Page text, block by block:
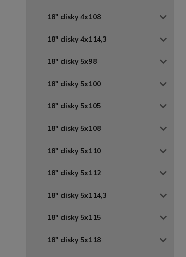
18" disky 4x108
18" disky 4x114,3
18" disky 5x98
18" disky 5x100
18" disky 5x105
18" disky 5x108
18" disky 5x110
18" disky 5x112
18" disky 5x114,3
18" disky 5x115
18" disky 5x118